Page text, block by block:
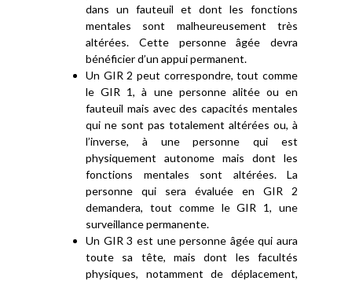
dans un fauteuil et dont les fonctions
mentales sont malheureusement très
altérées. Cette personne âgée devra
bénéficier d’un appui permanent.
Un GIR 2 peut correspondre, tout comme
le GIR 1, à une personne alitée ou en
fauteuil mais avec des capacités mentales
qui ne sont pas totalement altérées ou, à
l’inverse, à une personne qui est
physiquement autonome mais dont les
fonctions mentales sont altérées. La
personne qui sera évaluée en GIR 2
demandera, tout comme le GIR 1, une
surveillance permanente.
Un GIR 3 est une personne âgée qui aura
toute sa tête, mais dont les facultés
physiques, notamment de déplacement,